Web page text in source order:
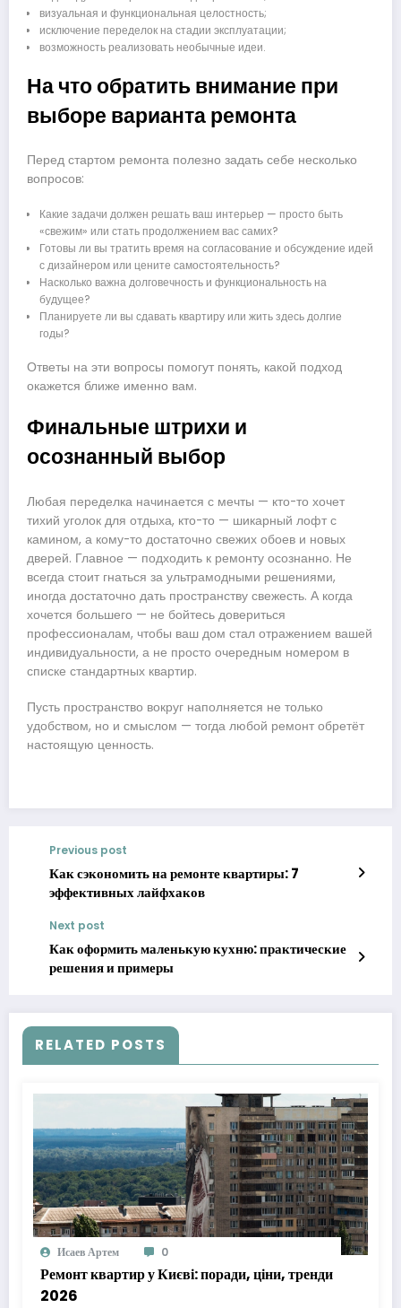
визуальная и функциональная целостность;
исключение переделок на стадии эксплуатации;
возможность реализовать необычные идеи.
На что обратить внимание при
выборе варианта ремонта
Перед стартом ремонта полезно задать себе несколько
вопросов:
Какие задачи должен решать ваш интерьер — просто быть
«свежим» или стать продолжением вас самих?
Готовы ли вы тратить время на согласование и обсуждение идей
с дизайнером или цените самостоятельность?
Насколько важна долговечность и функциональность на
будущее?
Планируете ли вы сдавать квартиру или жить здесь долгие
годы?
Ответы на эти вопросы помогут понять, какой подход
окажется ближе именно вам.
Финальные штрихи и
осознанный выбор
Любая переделка начинается с мечты — кто-то хочет
тихий уголок для отдыха, кто-то — шикарный лофт с
камином, а кому-то достаточно свежих обоев и новых
дверей. Главное — подходить к ремонту осознанно. Не
всегда стоит гнаться за ультрамодными решениями,
иногда достаточно дать пространству свежесть. А когда
хочется большего — не бойтесь довериться
профессионалам, чтобы ваш дом стал отражением вашей
индивидуальности, а не просто очередным номером в
списке стандартных квартир.
Пусть пространство вокруг наполняется не только
удобством, но и смыслом — тогда любой ремонт обретёт
настоящую ценность.
Previous post
Как сэкономить на ремонте квартиры: 7
эффективных лайфхаков
Next post
Как оформить маленькую кухню: практические
решения и примеры
RELATED POSTS
Исаев Артем 0
Ремонт квартир у Києві: поради, ціни, тренди
2026